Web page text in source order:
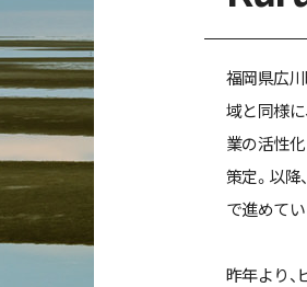
福岡県広川
域と同様に
業の活性
策定。以降
で進めてい
昨年より、